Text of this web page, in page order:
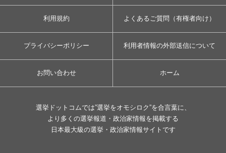
利用規約 よくあるご質問（有権者向け）
プライバシーポリシー 利用者情報の外部送信について
お問い合わせ ホーム
選挙ドットコムでは”選挙をオモシロク”を合言葉に、
より多くの選挙報道・政治家情報を掲載する
日本最大級の選挙・政治家情報サイトです